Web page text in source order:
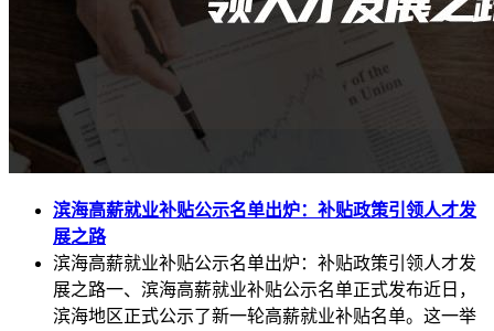
滨海高薪就业补贴公示名单出炉：补贴政策引领人才发
展之路
滨海高薪就业补贴公示名单出炉：补贴政策引领人才发
展之路一、滨海高薪就业补贴公示名单正式发布近日，
滨海地区正式公示了新一轮高薪就业补贴名单。这一举